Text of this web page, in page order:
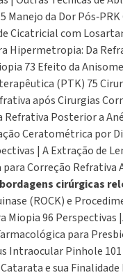
da Dor
Cicatricial com
Hipermetropia: Da
73 Efeito da
(PTK) 75
após Cirurgias
Posterior a
Ceratométrica por
| A Extração de
Correção Refrativa
cirúrgicas
(ROCK) e
Miopia 96
para
Intraocular Pinhole
e sua